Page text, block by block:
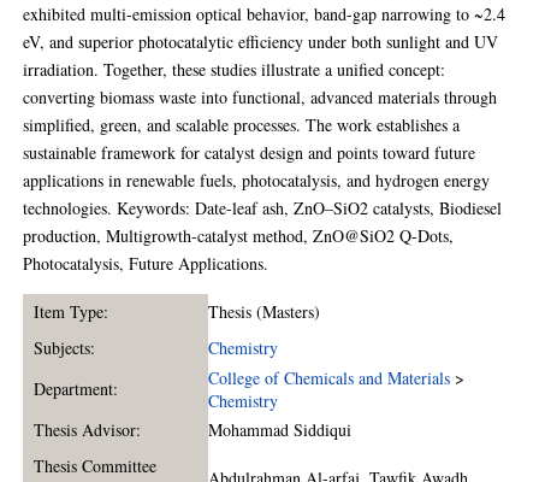
exhibited multi-emission optical behavior, band-gap narrowing to ~2.4
eV, and superior photocatalytic efficiency under both sunlight and UV
irradiation. Together, these studies illustrate a unified concept:
converting biomass waste into functional, advanced materials through
simplified, green, and scalable processes. The work establishes a
sustainable framework for catalyst design and points toward future
applications in renewable fuels, photocatalysis, and hydrogen energy
technologies. Keywords: Date-leaf ash, ZnO–SiO2 catalysts, Biodiesel
production, Multigrowth-catalyst method, ZnO@SiO2 Q-Dots,
Photocatalysis, Future Applications.
Item Type:
Thesis (Masters)
Subjects:
Chemistry
Department:
College of Chemicals and Materials >
Chemistry
Thesis Advisor:
Mohammad Siddiqui
Thesis Committee